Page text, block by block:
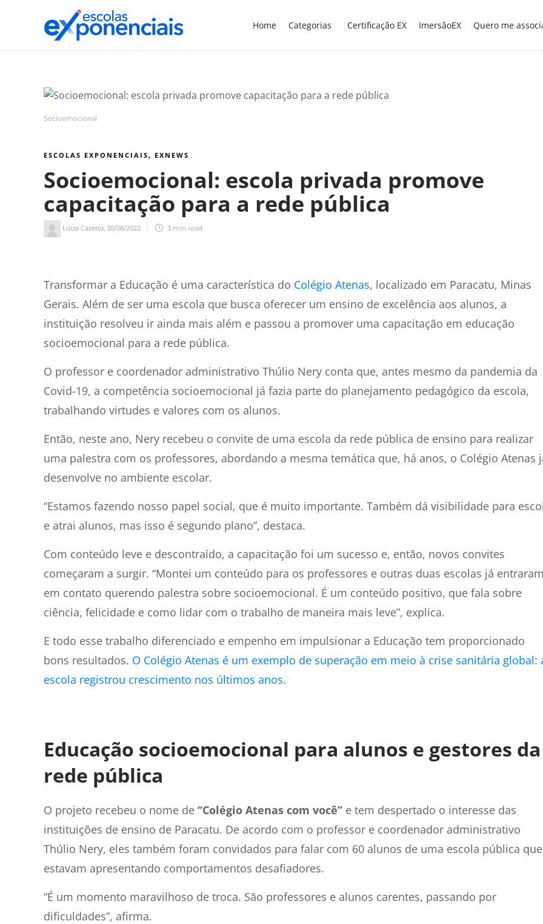
Home Categorias Certificação EX ImersãoEX Quero me
Socioemocional
ESCOLAS EXPONENCIAIS, EXNEWS
Socioemocional: escola privada promove
capacitação para a rede pública
Luiza Cazetta, 30/08/2022 3 min read
Transformar a Educação é uma característica do Colégio Atenas, localizado em Paracatu, Minas
Gerais. Além de ser uma escola que busca oferecer um ensino de excelência aos alunos, a
instituição resolveu ir ainda mais além e passou a promover uma capacitação em educação
socioemocional para a rede pública.
O professor e coordenador administrativo Thúlio Nery conta que, antes mesmo da pandemia da
Covid-19, a competência socioemocional já fazia parte do planejamento pedagógico da escola,
trabalhando virtudes e valores com os alunos.
Então, neste ano, Nery recebeu o convite de uma escola da rede pública de ensino para realizar
uma palestra com os professores, abordando a mesma temática que, há anos, o Colégio Atenas
desenvolve no ambiente escolar.
“Estamos fazendo nosso papel social, que é muito importante. Também dá visibilidade para
e atrai alunos, mas isso é segundo plano”, destaca.
Com conteúdo leve e descontraído, a capacitação foi um sucesso e, então, novos convites
começaram a surgir. “Montei um conteúdo para os professores e outras duas escolas já
em contato querendo palestra sobre socioemocional. É um conteúdo positivo, que fala sobre
ciência, felicidade e como lidar com o trabalho de maneira mais leve”, explica.
E todo esse trabalho diferenciado e empenho em impulsionar a Educação tem proporcionado
bons resultados. O Colégio Atenas é um exemplo de superação em meio à crise sanitária global:
escola registrou crescimento nos últimos anos.
Educação socioemocional para alunos e gestores da
rede pública
O projeto recebeu o nome de “Colégio Atenas com você” e tem despertado o interesse das
instituições de ensino de Paracatu. De acordo com o professor e coordenador administrativo
Thúlio Nery, eles também foram convidados para falar com 60 alunos de uma escola pública que
estavam apresentando comportamentos desafiadores.
“É um momento maravilhoso de troca. São professores e alunos carentes, passando por
dificuldades”, afirma.